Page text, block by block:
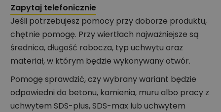
Zapytaj telefonicznie
Jeśli potrzebujesz pomocy przy doborze produktu,
chętnie pomogę. Przy wiertłach najważniejsze są
średnica, długość robocza, typ uchwytu oraz
materiał, w którym będzie wykonywany otwór.
Pomogę sprawdzić, czy wybrany wariant będzie
odpowiedni do betonu, kamienia, muru albo pracy z
uchwytem SDS-plus, SDS-max lub uchwytem